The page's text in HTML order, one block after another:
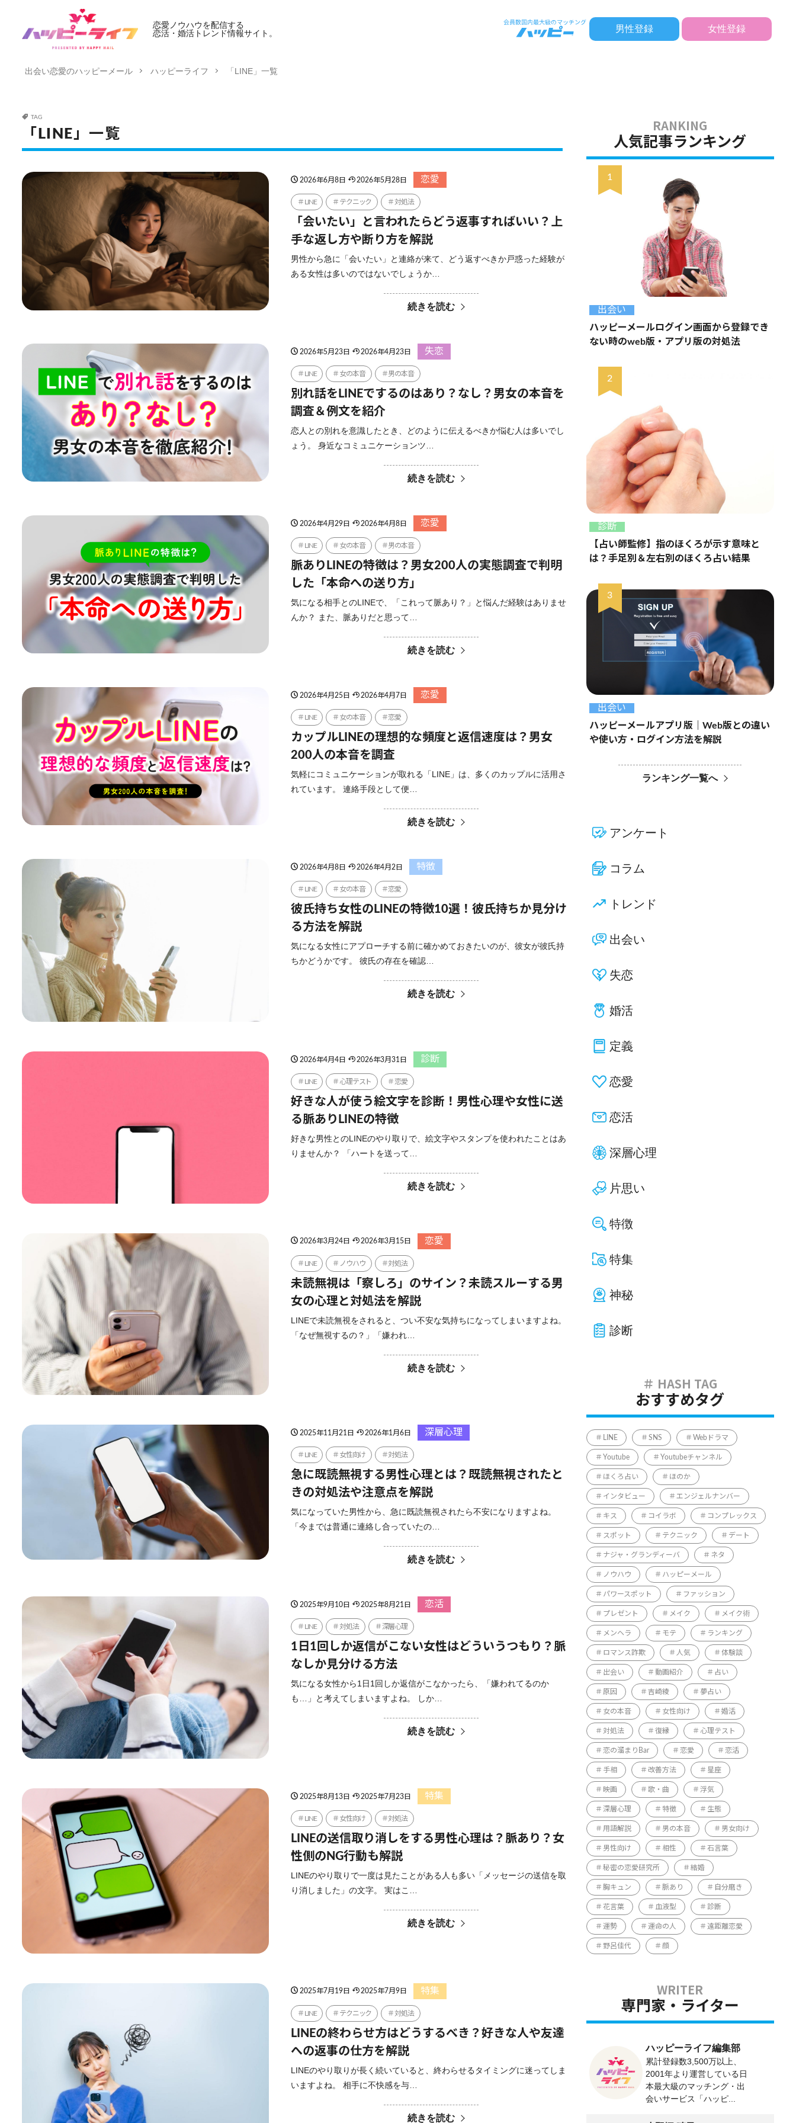
恋愛ノウハウを配信する
恋活・婚活トレンド情報サイト。
男性登録 女性登録
出会い恋愛のハッピーメール ハッピーライフ 「LINE」一覧
TAG
「LINE」一覧
2026年6月8日 2026年5月28日 恋愛
LINE テクニック 対処法
「会いたい」と言われたらどう返事すればいい？上
手な返し方や断り方を解説
男性から急に「会いたい」と連絡が来て、どう返すべきか戸惑った経験が
ある女性は多いのではないでしょうか…
続きを読む
2026年5月23日 2026年4月23日 失恋
LINE 女の本音 男の本音
別れ話をLINEでするのはあり？なし？男女の本音を
調査＆例文を紹介
恋人との別れを意識したとき、どのように伝えるべきか悩む人は多いでし
ょう。 身近なコミュニケーションツ…
続きを読む
2026年4月29日 2026年4月8日 恋愛
LINE 女の本音 男の本音
脈ありLINEの特徴は？男女200人の実態調査で判明
した「本命への送り方」
気になる相手とのLINEで、「これって脈あり？」と悩んだ経験はありませ
んか？ また、脈ありだと思って…
続きを読む
2026年4月25日 2026年4月7日 恋愛
LINE 女の本音 恋愛
カップルLINEの理想的な頻度と返信速度は？男女
200人の本音を調査
気軽にコミュニケーションが取れる「LINE」は、多くのカップルに活用さ
れています。 連絡手段として便…
続きを読む
2026年4月8日 2026年4月2日 特徴
LINE 女の本音 恋愛
彼氏持ち女性のLINEの特徴10選！彼氏持ちか見分け
る方法を解説
気になる女性にアプローチする前に確かめておきたいのが、彼女が彼氏持
ちかどうかです。 彼氏の存在を確認…
続きを読む
2026年4月4日 2026年3月31日 診断
LINE 心理テスト 恋愛
好きな人が使う絵文字を診断！男性心理や女性に送
る脈ありLINEの特徴
好きな男性とのLINEのやり取りで、絵文字やスタンプを使われたことはあ
りませんか？ 「ハートを送って…
続きを読む
2026年3月24日 2026年3月15日 恋愛
LINE ノウハウ 対処法
未読無視は「察しろ」のサイン？未読スルーする男
女の心理と対処法を解説
LINEで未読無視をされると、つい不安な気持ちになってしまいますよね。
「なぜ無視するの？」「嫌われ…
続きを読む
2025年11月21日 2026年1月6日 深層心理
LINE 女性向け 対処法
急に既読無視する男性心理とは？既読無視されたと
きの対処法や注意点を解説
気になっていた男性から、急に既読無視されたら不安になりますよね。
「今までは普通に連絡し合っていたの…
続きを読む
2025年9月10日 2025年8月21日 恋活
LINE 対処法 深層心理
1日1回しか返信がこない女性はどういうつもり？脈
なしか見分ける方法
気になる女性から1日1回しか返信がこなかったら、「嫌われてるのか
も…」と考えてしまいますよね。 しか…
続きを読む
2025年8月13日 2025年7月23日 特集
LINE 女性向け 対処法
LINEの送信取り消しをする男性心理は？脈あり？女
性側のNG行動も解説
LINEのやり取りで一度は見たことがある人も多い「メッセージの送信を取
り消しました」の文字。 実はこ…
続きを読む
2025年7月19日 2025年7月9日 特集
LINE テクニック 対処法
LINEの終わらせ方はどうするべき？好きな人や友達
への返事の仕方を解説
LINEのやり取りが長く続いていると、終わらせるタイミングに迷ってしま
いますよね。 相手に不快感を与…
続きを読む
人気記事ランキング
出会い
ハッピーメールログイン画面から登録でき
ない時のweb版・アプリ版の対処法
診断
【占い師監修】指のほくろが示す意味と
は？手足別＆左右別のほくろ占い結果
出会い
ハッピーメールアプリ版｜Web版との違い
や使い方・ログイン方法を解説
ランキング一覧へ
アンケート
コラム
トレンド
出会い
失恋
婚活
定義
恋愛
恋活
深層心理
片思い
特徴
特集
神秘
診断
おすすめタグ
LINE SNS Webドラマ
Youtube Youtubeチャンネル
ほくろ占い ほのか
インタビュー エンジェルナンバー
キス コイラボ コンプレックス
スポット テクニック デート
ナジャ・グランディーバ ネタ
ノウハウ ハッピーメール
パワースポット ファッション
プレゼント メイク メイク術
メンヘラ モテ ランキング
ロマンス詐欺 人気 体験談
出会い 動画紹介 占い
原因 吉崎綾 夢占い
女の本音 女性向け 婚活
対処法 復縁 心理テスト
恋の溜まりBar 恋愛 恋活
手相 改善方法 星座
映画 歌・曲 浮気
深層心理 特徴 生態
用語解説 男の本音 男女向け
男性向け 相性 石言葉
秘密の恋愛研究所 結婚
胸キュン 脈あり 自分磨き
花言葉 血液型 診断
運勢 運命の人 遠距離恋愛
野呂佳代 顔
専門家・ライター
ハッピーライフ編集部
累計登録数3,500万以上、
2001年より運営している日
本最大級のマッチング・出
会いサービス「ハッピ...